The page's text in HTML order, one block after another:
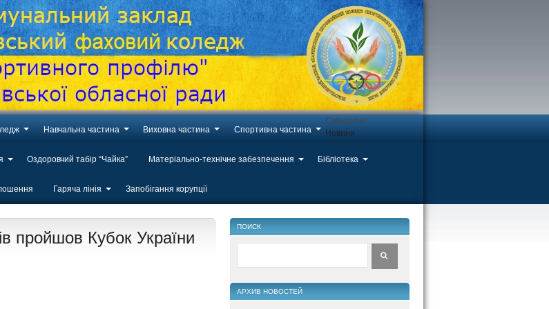
Навчальна частина Виховна частина Спортивна частина
Оздоровчий табір “Чайка” Матеріально-технічне забезпечення Бібліотека
Гаряча лінія Запобігання корупції
Categories
Новини
пройшов Кубок України
ПОИСК
АРХИВ НОВОСТЕЙ